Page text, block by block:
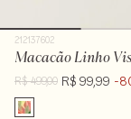
212137602
Macacão Linho
R$ 499,00 R$ 99,99 -